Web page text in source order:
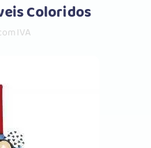
Coloridos
IVA